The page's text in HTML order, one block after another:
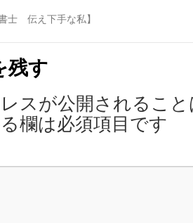
士 伝え下手な私】
残す
スが公開されるこ
欄は必須項目です